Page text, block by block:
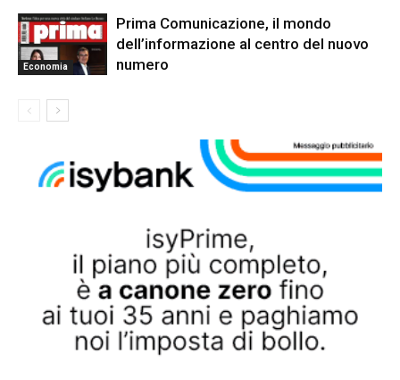
Economia
Prima Comunicazione, il mondo
dell’informazione al centro del nuovo
numero